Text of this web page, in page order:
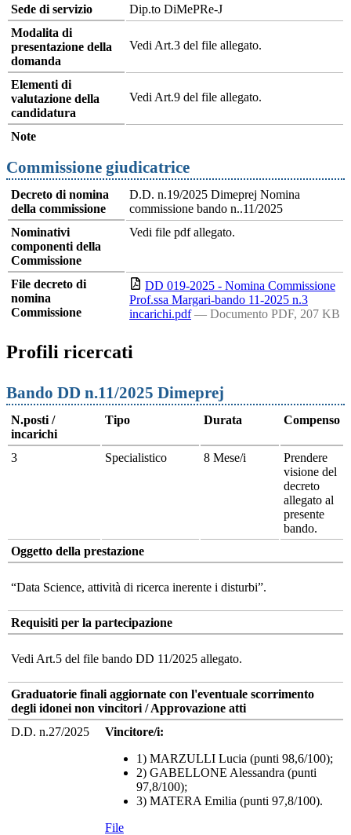
Sede di servizio
Dip.to DiMePRe-J
Modalita di
presentazione della
domanda
Vedi Art.3 del file allegato.
Elementi di
valutazione della
candidatura
Vedi Art.9 del file allegato.
Note
Commissione giudicatrice
Decreto di nomina
della commissione
D.D. n.19/2025 Dimeprej Nomina
commissione bando n..11/2025
Nominativi
componenti della
Commissione
Vedi file pdf allegato.
File decreto di
nomina
Commissione
DD 019-2025 - Nomina Commissione
Prof.ssa Margari-bando 11-2025 n.3
incarichi.pdf — Documento PDF, 207 KB
Profili ricercati
Bando DD n.11/2025 Dimeprej
N.posti /
incarichi
Tipo Durata Compenso
3 Specialistico 8 Mese/i
Prendere
visione del
decreto
allegato al
presente
bando.
Oggetto della prestazione
“Data Science, attività di ricerca inerente i disturbi”.
Requisiti per la partecipazione
Vedi Art.5 del file bando DD 11/2025 allegato.
Graduatorie finali aggiornate con l'eventuale scorrimento
degli idonei non vincitori / Approvazione atti
D.D. n.27/2025
Vincitore/i:
1) MARZULLI Lucia (punti 98,6/100);
2) GABELLONE Alessandra (punti
97,8/100);
3) MATERA Emilia (punti 97,8/100).
File